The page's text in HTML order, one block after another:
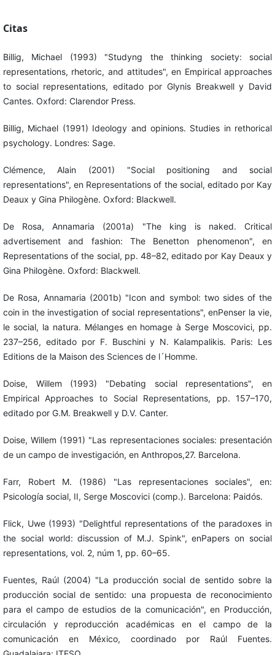
Citas
Billig, Michael (1993) "Studyng the thinking society: social
representations, rhetoric, and attitudes", en Empirical approaches
to social representations, editado por Glynis Breakwell y David
Cantes. Oxford: Clarendor Press.
Billig, Michael (1991) Ideology and opinions. Studies in rethorical
psychology. Londres: Sage.
Clémence, Alain (2001) "Social positioning and social
representations", en Representations of the social, editado por Kay
Deaux y Gina Philogène. Oxford: Blackwell.
De Rosa, Annamaria (2001a) "The king is naked. Critical
advertisement and fashion: The Benetton phenomenon", en
Representations of the social, pp. 48–82, editado por Kay Deaux y
Gina Philogène. Oxford: Blackwell.
De Rosa, Annamaria (2001b) "Icon and symbol: two sides of the
coin in the investigation of social representations", enPenser la vie,
le social, la natura. Mélanges en homage à Serge Moscovici, pp.
237–256, editado por F. Buschini y N. Kalampalikis. Paris: Les
Editions de la Maison des Sciences de l´Homme.
Doise, Willem (1993) "Debating social representations", en
Empirical Approaches to Social Representations, pp. 157–170,
editado por G.M. Breakwell y D.V. Canter.
Doise, Willem (1991) "Las representaciones sociales: presentación
de un campo de investigación, en Anthropos,27. Barcelona.
Farr, Robert M. (1986) "Las representaciones sociales", en:
Psicología social, II, Serge Moscovici (comp.). Barcelona: Paidós.
Flick, Uwe (1993) "Delightful representations of the paradoxes in
the social world: discussion of M.J. Spink", enPapers on social
representations, vol. 2, núm 1, pp. 60–65.
Fuentes, Raúl (2004) "La producción social de sentido sobre la
producción social de sentido: una propuesta de reconocimiento
para el campo de estudios de la comunicación", en Producción,
circulación y reproducción académicas en el campo de la
comunicación en México, coordinado por Raúl Fuentes.